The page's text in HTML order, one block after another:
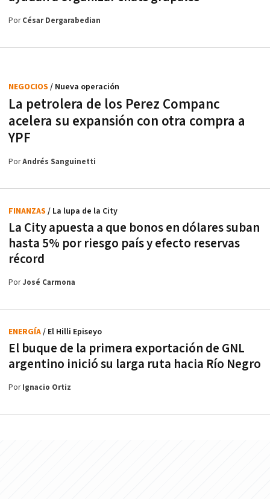
PorCésar Dergarabedian
La petrolera de los Perez Companc
acelera su expansión con otra compra a
YPF
NEGOCIOS / Nueva operación
PorAndrés Sanguinetti
La City apuesta a que bonos en dólares suban
hasta 5% por riesgo país y efecto reservas
récord
FINANZAS / La lupa de la City
PorJosé Carmona
El buque de la primera exportación de GNL
argentino inició su larga ruta hacia Río Negro
ENERGÍA/ El Hilli Episeyo
PorIgnacio Ortiz